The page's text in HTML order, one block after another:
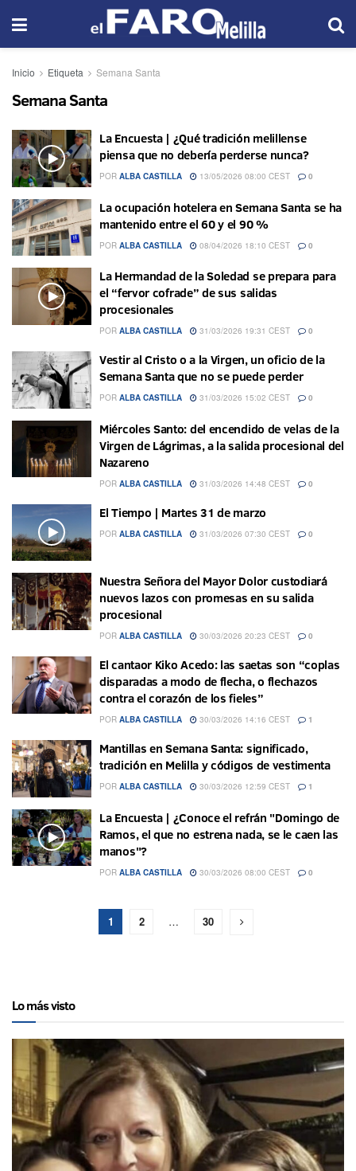
Inicio Etiqueta Semana Santa
Semana Santa
La Encuesta | ¿Qué tradición melillense
piensa que no debería perderse nunca?
POR ALBA CASTILLA 13/05/2026 08:00 CEST 0
La ocupación hotelera en Semana Santa se ha
mantenido entre el 60 y el 90 %
POR ALBA CASTILLA 08/04/2026 18:10 CEST 0
La Hermandad de la Soledad se prepara para
el “fervor cofrade” de sus salidas
procesionales
POR ALBA CASTILLA 31/03/2026 19:31 CEST 0
Vestir al Cristo o a la Virgen, un oficio de la
Semana Santa que no se puede perder
POR ALBA CASTILLA 31/03/2026 15:02 CEST 0
Miércoles Santo: del encendido de velas de la
Virgen de Lágrimas, a la salida procesional del
Nazareno
POR ALBA CASTILLA 31/03/2026 14:48 CEST 0
El Tiempo | Martes 31 de marzo
POR ALBA CASTILLA 31/03/2026 07:30 CEST 0
Nuestra Señora del Mayor Dolor custodiará
nuevos lazos con promesas en su salida
procesional
POR ALBA CASTILLA 30/03/2026 20:23 CEST 0
El cantaor Kiko Acedo: las saetas son “coplas
disparadas a modo de flecha, o flechazos
contra el corazón de los fieles”
POR ALBA CASTILLA 30/03/2026 14:16 CEST 1
Mantillas en Semana Santa: significado,
tradición en Melilla y códigos de vestimenta
POR ALBA CASTILLA 30/03/2026 12:59 CEST 1
La Encuesta | ¿Conoce el refrán "Domingo de
Ramos, el que no estrena nada, se le caen las
manos"?
POR ALBA CASTILLA 30/03/2026 08:00 CEST 0
1 2 … 30
Lo más visto